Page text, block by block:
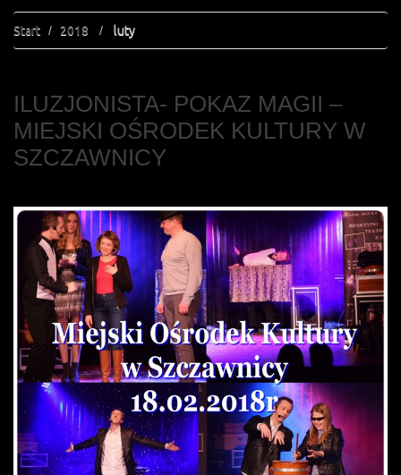
Start 2018 luty
ILUZJONISTA- POKAZ MAGII –
MIEJSKI OŚRODEK KULTURY W
SZCZAWNICY